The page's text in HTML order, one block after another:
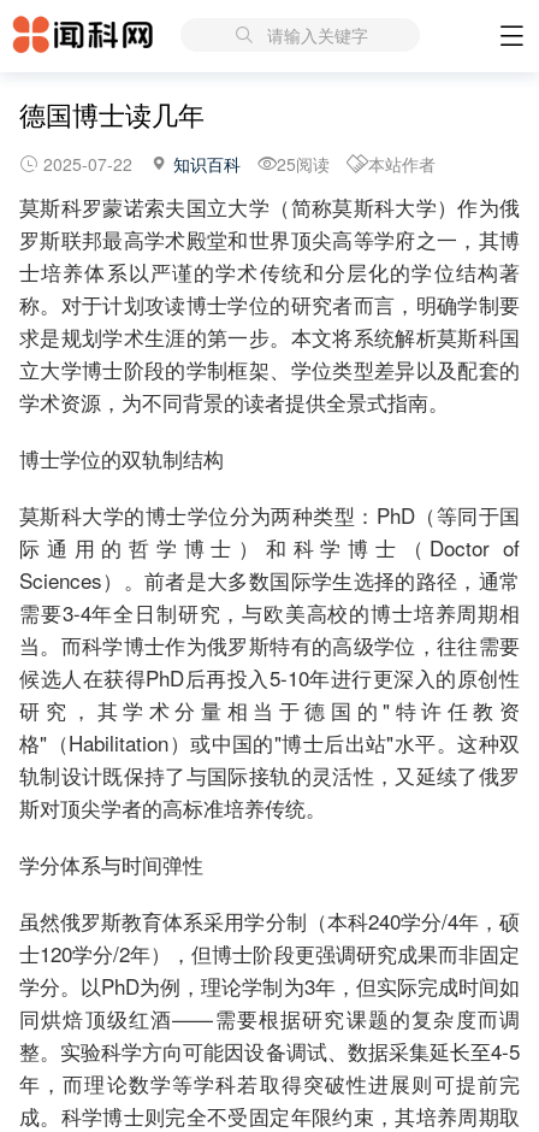
请输入关键字
德国博士读几年
2025-07-22 知识百科 25阅读 本站作者
莫斯科罗蒙诺索夫国立大学（简称莫斯科大学）作为俄
罗斯联邦最高学术殿堂和世界顶尖高等学府之一，其博
士培养体系以严谨的学术传统和分层化的学位结构著
称。对于计划攻读博士学位的研究者而言，明确学制要
求是规划学术生涯的第一步。本文将系统解析莫斯科国
立大学博士阶段的学制框架、学位类型差异以及配套的
学术资源，为不同背景的读者提供全景式指南。
博士学位的双轨制结构
莫斯科大学的博士学位分为两种类型：PhD（等同于国
际通用的哲学博士）和科学博士（Doctor of
Sciences）。前者是大多数国际学生选择的路径，通常
需要3-4年全日制研究，与欧美高校的博士培养周期相
当。而科学博士作为俄罗斯特有的高级学位，往往需要
候选人在获得PhD后再投入5-10年进行更深入的原创性
研究，其学术分量相当于德国的"特许任教资
格"（Habilitation）或中国的"博士后出站"水平。这种双
轨制设计既保持了与国际接轨的灵活性，又延续了俄罗
斯对顶尖学者的高标准培养传统。
学分体系与时间弹性
虽然俄罗斯教育体系采用学分制（本科240学分/4年，硕
士120学分/2年），但博士阶段更强调研究成果而非固定
学分。以PhD为例，理论学制为3年，但实际完成时间如
同烘焙顶级红酒——需要根据研究课题的复杂度而调
整。实验科学方向可能因设备调试、数据采集延长至4-5
年，而理论数学等学科若取得突破性进展则可提前完
成。科学博士则完全不受固定年限约束，其培养周期取